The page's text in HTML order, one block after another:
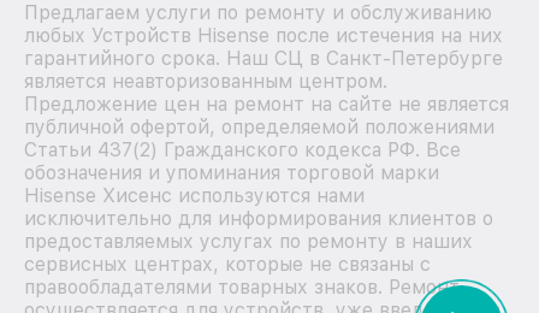
Предлагаем услуги по ремонту и обслуживанию
любых Устройств Hisense после истечения на них
гарантийного срока. Наш СЦ в Санкт-Петербурге
является неавторизованным центром.
Предложение цен на ремонт на сайте не является
публичной офертой, определяемой положениями
Статьи 437(2) Гражданского кодекса РФ. Все
обозначения и упоминания торговой марки
Hisense Хисенс используются нами
исключительно для информирования клиентов о
предоставляемых услугах по ремонту в наших
сервисных центрах, которые не связаны с
правообладателями товарных знаков. Ремонт